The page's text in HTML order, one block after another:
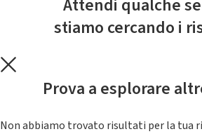
Attendi qualche
stiamo cercando i
Prova a esplorare
Non abbiamo trovato risultati per la tua